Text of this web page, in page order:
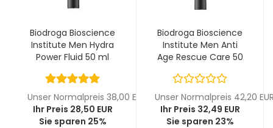
Biodroga Bioscience
Institute Men Hydra
Power Fluid 50 ml
Unser Normalpreis 38,00 EUR
Ihr Preis 28,50 EUR
Sie sparen 25%
Biodroga Bioscience
Institute Men Anti
Age Rescue Care 50
Unser Normalpreis 42,20
Ihr Preis 32,49 EUR
Sie sparen 23%